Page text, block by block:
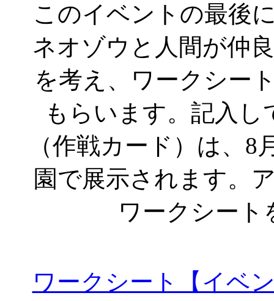
このイベントの最後
ネオゾウと人間が仲
を考え、ワークシー
もらいます。記入
（作戦カード）は、
園で展示されます。
ワークシート
ワークシート【イベ